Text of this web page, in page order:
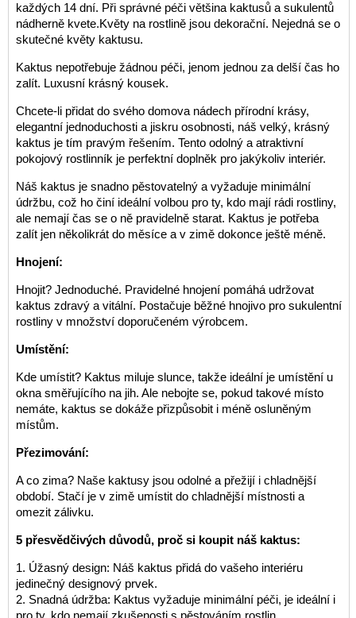
každých 14 dní. Při správné péči většina kaktusů a sukulentů
nádherně kvete.Květy na rostlině jsou dekorační. Nejedná se o
skutečné květy kaktusu.
Kaktus nepotřebuje žádnou péči, jenom jednou za delší čas ho
zalít. Luxusní krásný kousek.
Chcete-li přidat do svého domova nádech přírodní krásy,
elegantní jednoduchosti a jiskru osobnosti, náš velký, krásný
kaktus je tím pravým řešením. Tento odolný a atraktivní
pokojový rostlinník je perfektní doplněk pro jakýkoliv interiér.
Náš kaktus je snadno pěstovatelný a vyžaduje minimální
údržbu, což ho činí ideální volbou pro ty, kdo mají rádi rostliny,
ale nemají čas se o ně pravidelně starat. Kaktus je potřeba
zalít jen několikrát do měsíce a v zimě dokonce ještě méně.
Hnojení:
Hnojit? Jednoduché. Pravidelné hnojení pomáhá udržovat
kaktus zdravý a vitální. Postačuje běžné hnojivo pro sukulentní
rostliny v množství doporučeném výrobcem.
Umístění:
Kde umístit? Kaktus miluje slunce, takže ideální je umístění u
okna směřujícího na jih. Ale nebojte se, pokud takové místo
nemáte, kaktus se dokáže přizpůsobit i méně osluněným
místům.
Přezimování:
A co zima? Naše kaktusy jsou odolné a přežijí i chladnější
období. Stačí je v zimě umístit do chladnější místnosti a
omezit zálivku.
5 přesvědčivých důvodů, proč si koupit náš kaktus:
1. Úžasný design: Náš kaktus přidá do vašeho interiéru
jedinečný designový prvek.
2. Snadná údržba: Kaktus vyžaduje minimální péči, je ideální i
pro ty, kdo nemají zkušenosti s pěstováním rostlin.